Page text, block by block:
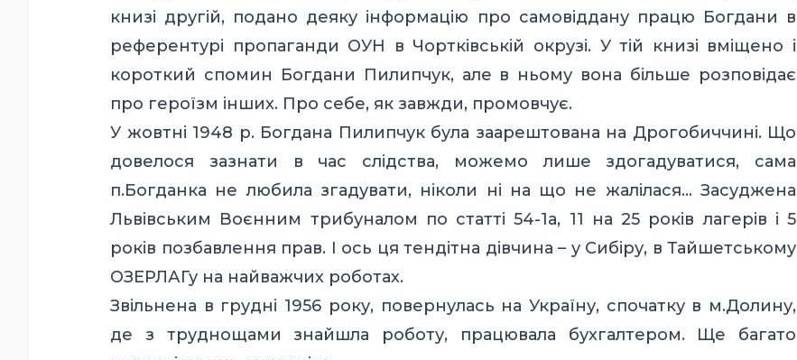
книзі другій, подано деяку інформацію про самовіддану працю Богдани в
референтурі пропаганди ОУН в Чортківській окрузі. У тій книзі вміщено і
короткий спомин Богдани Пилипчук, але в ньому вона більше розповідає
про героїзм інших. Про себе, як завжди, промовчує.
У жовтні 1948 р. Богдана Пилипчук була заарештована на Дрогобиччині. Що
довелося зазнати в час слідства, можемо лише здогадуватися, сама
п.Богданка не любила згадувати, ніколи ні на що не жалілася… Засуджена
Львівським Воєнним трибуналом по статті 54-1а, 11 на 25 років лагерів і 5
років позбавлення прав. І ось ця тендітна дівчина – у Сибіру, в Тайшетському
ОЗЕРЛАГу на найважчих роботах.
Звільнена в грудні 1956 року, повернулась на Україну, спочатку в м.Долину,
де з труднощами знайшла роботу, працювала бухгалтером. Ще багато